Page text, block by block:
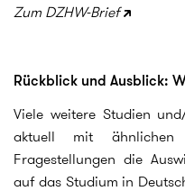
Zum DZHW-Brief
Rückblick und Ausblick:
Viele weitere Studien
aktuell mit
Fragestellungen die
auf das Studium in